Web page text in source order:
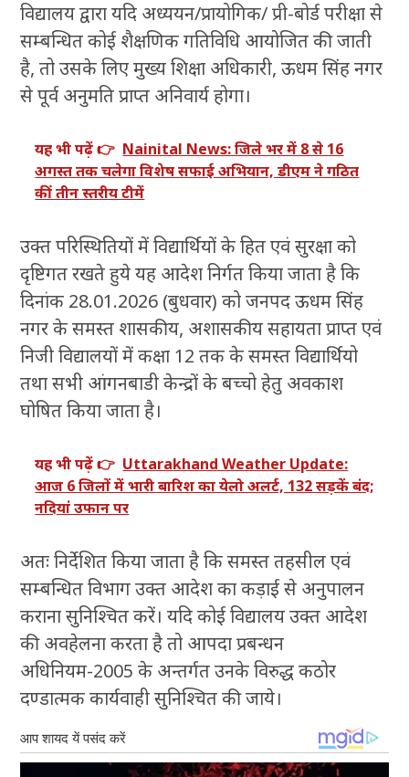
विद्यालय द्वारा यदि अध्ययन/प्रायोगिक/ प्री-बोर्ड परीक्षा से
सम्बन्धित कोई शैक्षणिक गतिविधि आयोजित की जाती
है, तो उसके लिए मुख्य शिक्षा अधिकारी, ऊधम सिंह नगर
से पूर्व अनुमति प्राप्त अनिवार्य होगा।
यह भी पढ़ें 👉 Nainital News: जिले भर में 8 से 16
अगस्त तक चलेगा विशेष सफाई अभियान, डीएम ने गठित
कीं तीन स्तरीय टीमें
उक्त परिस्थितियों में विद्यार्थियों के हित एवं सुरक्षा को
दृष्टिगत रखते हुये यह आदेश निर्गत किया जाता है कि
दिनांक 28.01.2026 (बुधवार) को जनपद ऊधम सिंह
नगर के समस्त शासकीय, अशासकीय सहायता प्राप्त एवं
निजी विद्यालयों में कक्षा 12 तक के समस्त विद्यार्थियो
तथा सभी आंगनबाडी केन्द्रों के बच्चो हेतु अवकाश
घोषित किया जाता है।
यह भी पढ़ें 👉 Uttarakhand Weather Update:
आज 6 जिलों में भारी बारिश का येलो अलर्ट, 132 सड़कें बंद;
नदियां उफान पर
अतः निर्देशित किया जाता है कि समस्त तहसील एवं
सम्बन्धित विभाग उक्त आदेश का कड़ाई से अनुपालन
कराना सुनिश्चित करें। यदि कोई विद्यालय उक्त आदेश
की अवहेलना करता है तो आपदा प्रबन्धन
अधिनियम-2005 के अन्तर्गत उनके विरुद्ध कठोर
दण्डात्मक कार्यवाही सुनिश्चित की जाये।